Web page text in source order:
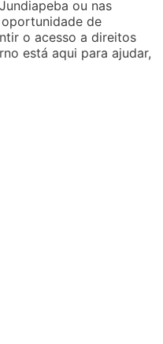
ou nas
de
o acesso a direitos
está aqui para ajudar,